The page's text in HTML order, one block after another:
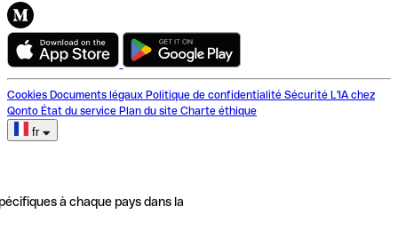
Cookies Documents légaux Politique de confidentialité Sécurité L'IA chez
Qonto État du service Plan du site Charte éthique
fr
à chaque pays dans la